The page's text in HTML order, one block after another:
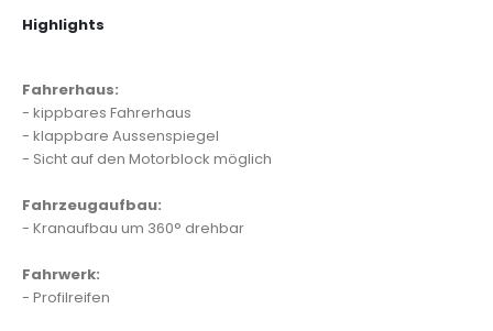
Highlights
Fahrerhaus:
- kippbares Fahrerhaus
- klappbare Aussenspiegel
- Sicht auf den Motorblock möglich
Fahrzeugaufbau:
- Kranaufbau um 360° drehbar
Fahrwerk:
- Profilreifen